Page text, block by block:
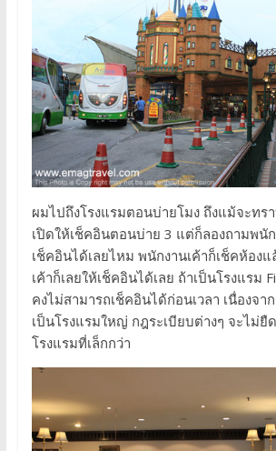
ผมไปถึงโรงแรมตอนบ่ายโมง ถึงแม้จะทร
เปิดให้เช็คอินตอนบ่าย 3 แต่ก็ลองถามพนั
เช็คอินได้เลยไหม พนักงานเค้าก็เช็คห้องแ
เค้าก็เลยให้เช็คอินได้เลย ถ้าเป็นโรงแรม
คงไม่สามารถเช็คอินได้ก่อนเวลา เนื่องจา
เป็นโรงแรมใหญ่ กฎระเบียบต่างๆ จะไม่ยื
โรงแรมที่เล็กกว่า